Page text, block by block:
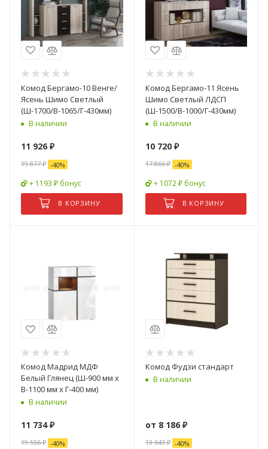
Комод Бергамо-10 Венге/
Ясень Шимо Светлый
(Ш-1700/В-1065/Г-430мм)
В наличии
11 926 ₽
19 877₽ -40%
+ 1193 ₽ бонус
В КОРЗИНУ
Комод Бергамо-11 Ясень
Шимо Светлый ЛДСП
(Ш-1500/В-1000/Г-430мм)
В наличии
10 720₽
17 866₽ -40%
+ 1072 ₽ бонус
В КОРЗИНУ
Комод Мадрид МДФ
Белый Глянец (Ш-900 мм x
В-1100 мм x Г-400 мм)
В наличии
11 734₽
19 556₽ -40%
Комод Фудзи стандарт
В наличии
от 8 186 ₽
13 643 ₽ -40%